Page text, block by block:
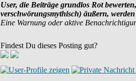
User, die Beiträge grundlos Rot
verschwörungsmythisch) äußern,
Eine Warnung oder aktive
Findest Du dieses Posting gut?